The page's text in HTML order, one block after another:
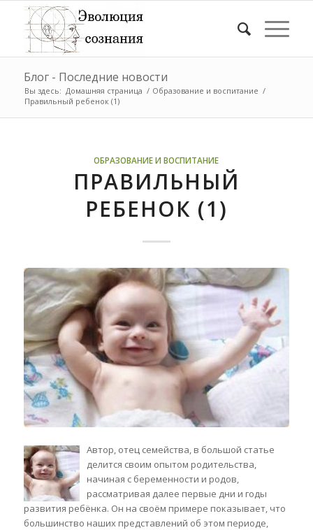
Блог - Последние новости
Вы здесь: Домашняя страница / Образование и воспитание /
Правильный ребенок (1)
ОБРАЗОВАНИЕ И ВОСПИТАНИЕ
ПРАВИЛЬНЫЙ
РЕБЕНОК (1)
Автор, отец семейства, в большой статье
делится своим опытом родительства,
начиная с беременности и родов,
рассматривая далее первые дни и годы
развития ребёнка. Он на своём примере показывает, что
большинство наших представлений об этом периоде,